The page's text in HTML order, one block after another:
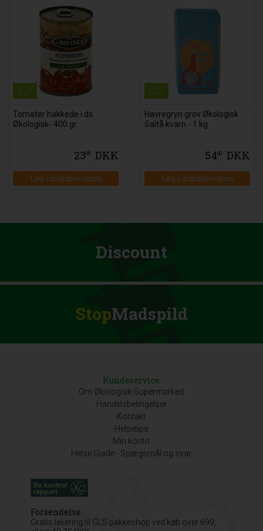
Tomater hakkede i ds.
Økologisk- 400 gr
2300 DKK
Læg i indkøbsvognen
Havregryn grov Økologisk
Saltå kvarn - 1 kg
5400 DKK
Læg i indkøbsvognen
Discount
StopMadspild
Kundeservice
Om Økologisk-Supermarked
Handelsbetingelser
Kontakt
Helsetips
Min konto
Helse Guide - Spørgsmål og svar
Forsendelse
Gratis levering til GLS pakkeshop ved køb over 699,